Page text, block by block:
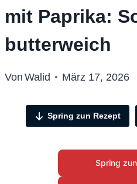
mit Paprika:
butterweich
Von Walid März 17, 2026
Spring zun Rezept
Spring